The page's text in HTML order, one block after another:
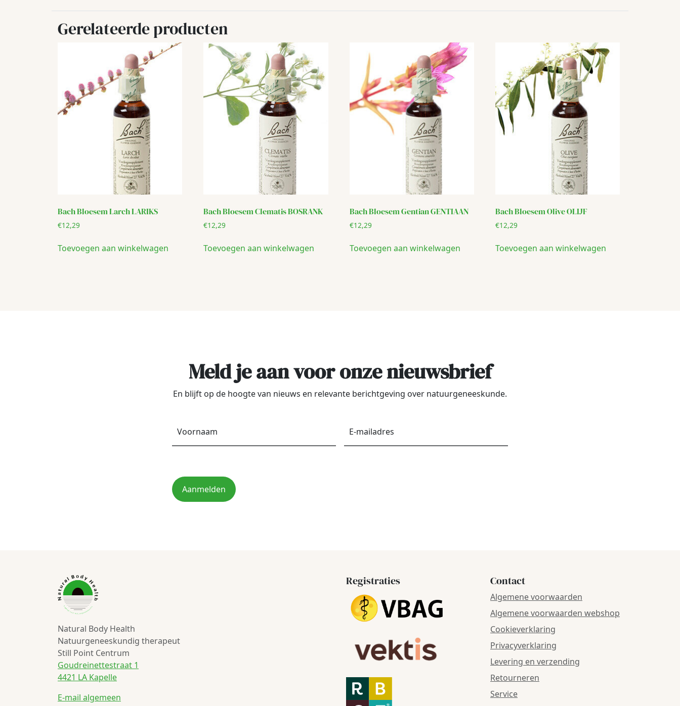
Gerelateerde producten
Bach Bloesem Larch LARIKS
€12,29
Toevoegen aan winkelwagen
Bach Bloesem Clematis BOSRANK
€12,29
Toevoegen aan winkelwagen
Bach Bloesem Gentian GENTIAAN
€12,29
Toevoegen aan winkelwagen
Bach Bloesem Olive OLIJF
€12,29
Toevoegen aan winkelwagen
Meld je aan voor onze nieuwsbrief
En blijft op de hoogte van nieuws en relevante berichtgeving over natuurgeneeskunde.
Aanmelden
Natural Body Health
Natuurgeneeskundig therapeut
Still Point Centrum
Goudreinettestraat 1
4421 LA Kapelle
E-mail algemeen
Registraties Contact
Algemene voorwaarden
Algemene voorwaarden webshop
Cookieverklaring
Privacyverklaring
Levering en verzending
Retourneren
Service